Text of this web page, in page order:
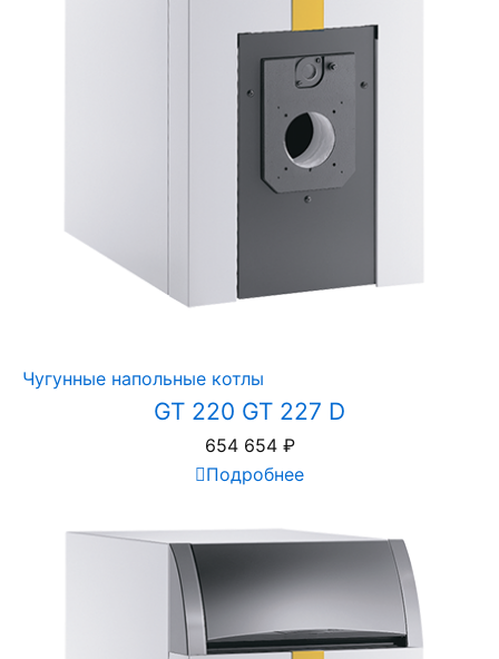
Чугунные напольные котлы
GT 220 GT 227 D
654 654 ₽
Подробнее